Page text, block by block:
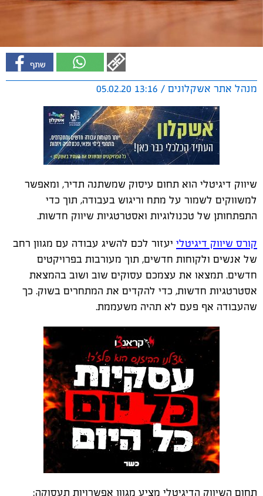
מנהל אתר אשקלונים / 13:16 05.02.20
שיווק דיגיטלי הוא תחום עיסוק שמשתנה תדיר, ומאפשר
למשווקים לשמור על מתח וריגוש בעבודה, תוך כדי
התפתחותן של טכנולוגיות ואסטרטגיות שיווק חדשות.
קורס שיווק דיגיטלי יעזור לכם להשיג עבודה עם מגוון רחב
של אנשים ולקוחות חדשים, תוך מעורבות בפרויקטים
חדשים. תמצאו את עצמכם עסוקים שוב ושוב בהמצאת
אסטרטגיות חדשות, כדי להקדים את המתחרים בשוק. כך
שהעבודה אף פעם לא תהיה משעממת.
תחום השיווק הדיגיטלי מציע מגוון אפשרויות תעסוקה: